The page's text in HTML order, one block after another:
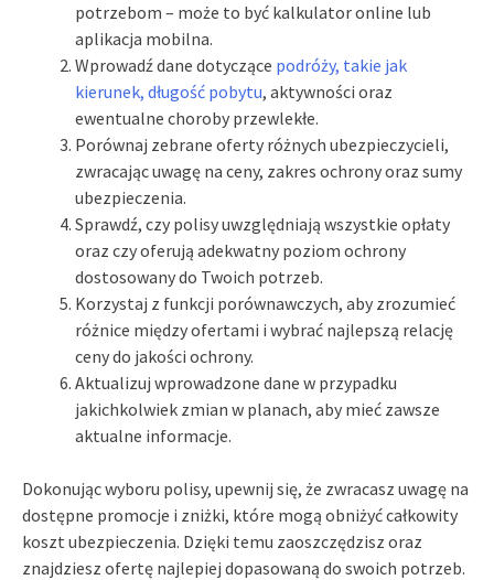
potrzebom – może to być kalkulator online lub
aplikacja mobilna.
Wprowadź dane dotyczące podróży, takie jak
kierunek, długość pobytu, aktywności oraz
ewentualne choroby przewlekłe.
Porównaj zebrane oferty różnych ubezpieczycieli,
zwracając uwagę na ceny, zakres ochrony oraz sumy
ubezpieczenia.
Sprawdź, czy polisy uwzględniają wszystkie opłaty
oraz czy oferują adekwatny poziom ochrony
dostosowany do Twoich potrzeb.
Korzystaj z funkcji porównawczych, aby zrozumieć
różnice między ofertami i wybrać najlepszą relację
ceny do jakości ochrony.
Aktualizuj wprowadzone dane w przypadku
jakichkolwiek zmian w planach, aby mieć zawsze
aktualne informacje.
Dokonując wyboru polisy, upewnij się, że zwracasz uwagę na
dostępne promocje i zniżki, które mogą obniżyć całkowity
koszt ubezpieczenia. Dzięki temu zaoszczędzisz oraz
znajdziesz ofertę najlepiej dopasowaną do swoich potrzeb.